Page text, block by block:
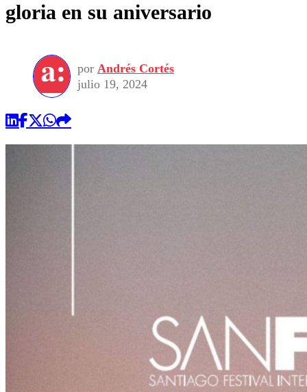
gloria en su aniversario
por Andrés Cortés
julio 19, 2024